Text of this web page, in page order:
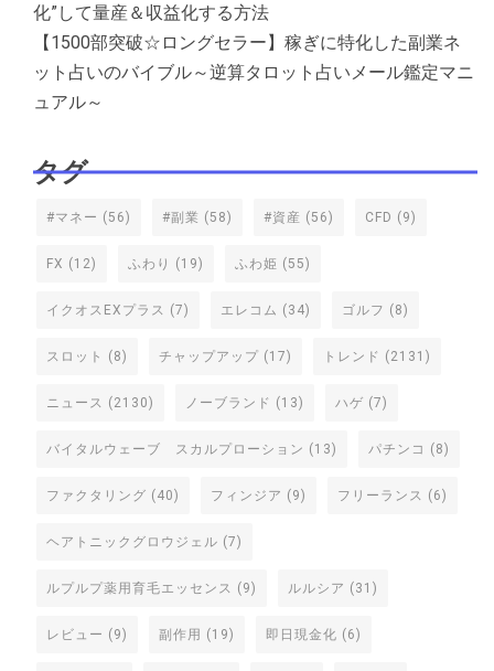
化”して量産＆収益化する方法
【1500部突破☆ロングセラー】稼ぎに特化した副業ネ
ット占いのバイブル～逆算タロット占いメール鑑定マニ
ュアル～
タグ
#マネー (56) #副業 (58) #資産 (56) CFD (9)
FX (12) ふわり (19) ふわ姫 (55)
イクオスEXプラス (7) エレコム (34) ゴルフ (8)
スロット (8) チャップアップ (17) トレンド (2131)
ニュース (2130) ノーブランド (13) ハゲ (7)
バイタルウェーブ スカルプローション (13) パチンコ (8)
ファクタリング (40) フィンジア (9) フリーランス (6)
ヘアトニックグロウジェル (7)
ルプルプ薬用育毛エッセンス (9) ルルシア (31)
レビュー (9) 副作用 (19) 即日現金化 (6)